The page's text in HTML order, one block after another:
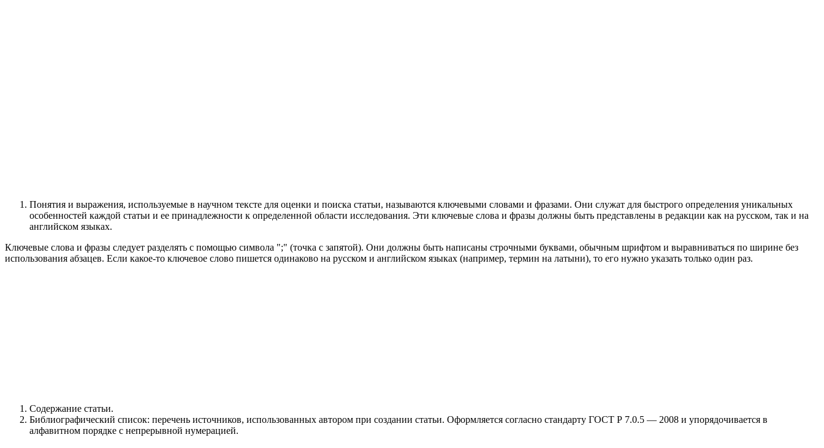
Понятия и выражения, используемые в научном тексте для оценки и поиска статьи, называются ключевыми словами и фразами. Они служат для быстрого определения уникальных
особенностей каждой статьи и ее принадлежности к определенной области исследования. Эти ключевые слова и фразы должны быть представлены в редакции как на русском, так и на
английском языках.
Ключевые слова и фразы следует разделять с помощью символа ";" (точка с запятой). Они должны быть написаны строчными буквами, обычным шрифтом и выравниваться по ширине без
использования абзацев. Если какое-то ключевое слово пишется одинаково на русском и английском языках (например, термин на латыни), то его нужно указать только один раз.
Содержание статьи.
Библиографический список: перечень источников, использованных автором при создании статьи. Оформляется согласно стандарту ГОСТ Р 7.0.5 — 2008 и упорядочивается в
алфавитном порядке с непрерывной нумерацией.